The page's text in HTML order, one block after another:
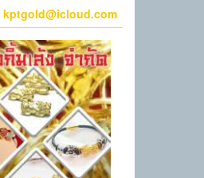
kptgold@icloud.com